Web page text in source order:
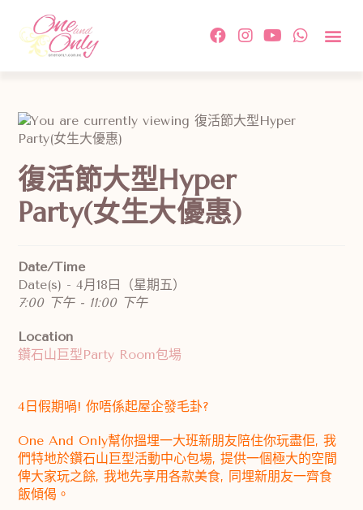
復活節大型Hyper
Party(女生大優惠)
Date/Time
Date(s) - 4月18曰（星期五）
7:00 下午 - 11:00 下午
Location
鑽石山巨型Party Room包場
4日假期喎! 你唔係起屋企發毛卦?
One And Only幫你搵埋一大班新朋友陪住你玩盡佢, 我
們特地於鑽石山巨型活動中心包場, 提供一個極大的空間
俾大家玩之餘, 我地先享用各款美食, 同埋新朋友一齊食
飯傾偈。